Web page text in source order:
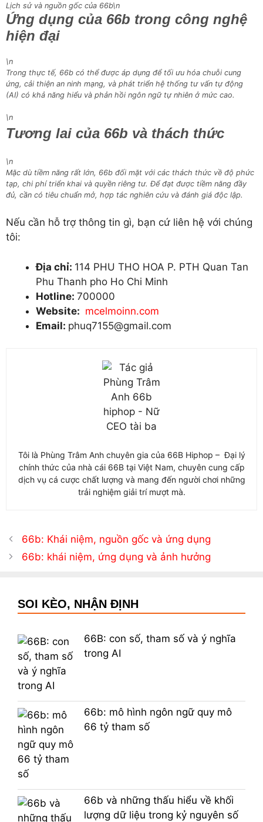
Lịch sử và nguồn gốc của 66b\n
Ứng dụng của 66b trong công nghệ
hiện đại
\n
Trong thực tế, 66b có thể được áp dụng để tối ưu hóa chuỗi cung
ứng, cải thiện an ninh mạng, và phát triển hệ thống tư vấn tự động
(AI) có khả năng hiểu và phản hồi ngôn ngữ tự nhiên ở mức cao.
\n
Tương lai của 66b và thách thức
\n
Mặc dù tiềm năng rất lớn, 66b đối mặt với các thách thức về độ phức
tạp, chi phí triển khai và quyền riêng tư. Để đạt được tiềm năng đầy
đủ, cần có tiêu chuẩn mở, hợp tác nghiên cứu và đánh giá độc lập.
Nếu cần hỗ trợ thông tin gì, bạn cứ liên hệ với chúng
tôi:
Địa chỉ: 114 PHU THO HOA P. PTH Quan Tan
Phu Thanh pho Ho Chi Minh
Hotline: 700000
Website: mcelmoinn.com
Email: phuq7155@gmail.com
Tôi là Phùng Trâm Anh chuyên gia của 66B Hiphop – Đại lý
chính thức của nhà cái 66B tại Việt Nam, chuyên cung cấp
dịch vụ cá cược chất lượng và mang đến người chơi những
trải nghiệm giải trí mượt mà.
66b: Khái niệm, nguồn gốc và ứng dụng
66b: khái niệm, ứng dụng và ảnh hưởng
SOI KÈO, NHẬN ĐỊNH
66B: con số, tham số và ý nghĩa
trong AI
66b: mô hình ngôn ngữ quy mô
66 tỷ tham số
66b và những thấu hiểu về khối
lượng dữ liệu trong kỷ nguyên số